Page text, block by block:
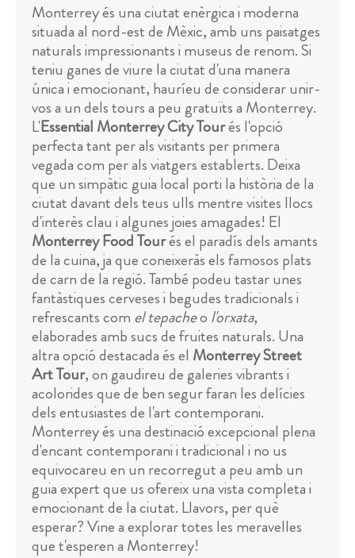
Monterrey és una ciutat enèrgica i moderna
situada al nord-est de Mèxic, amb uns paisatges
naturals impressionants i museus de renom. Si
teniu ganes de viure la ciutat d'una manera
única i emocionant, hauríeu de considerar unir-
vos a un dels tours a peu gratuïts a Monterrey.
L'Essential Monterrey City Tourés l'opció
perfecta tant per als visitants per primera
vegada com per als viatgers establerts. Deixa
que un simpàtic guia local porti la història de la
ciutat davant dels teus ulls mentre visites llocs
d'interès clau i algunes joies amagades! El
Monterrey Food Tourés el paradís dels amants
de la cuina, ja que coneixeràs els famosos plats
de carn de la regió. També podeu tastar unes
fantàstiques cerveses i begudes tradicionals i
refrescants com el tepacheo l'orxata,
elaborades amb sucs de fruites naturals. Una
altra opció destacada és el Monterrey Street
Art Tour, on gaudireu de galeries vibrants i
acolorides que de ben segur faran les delícies
dels entusiastes de l'art contemporani.
Monterrey és una destinació excepcional plena
d'encant contemporani i tradicional i no us
equivocareu en un recorregut a peu amb un
guia expert que us ofereix una vista completa i
emocionant de la ciutat. Llavors, per què
esperar? Vine a explorar totes les meravelles
que t'esperen a Monterrey!